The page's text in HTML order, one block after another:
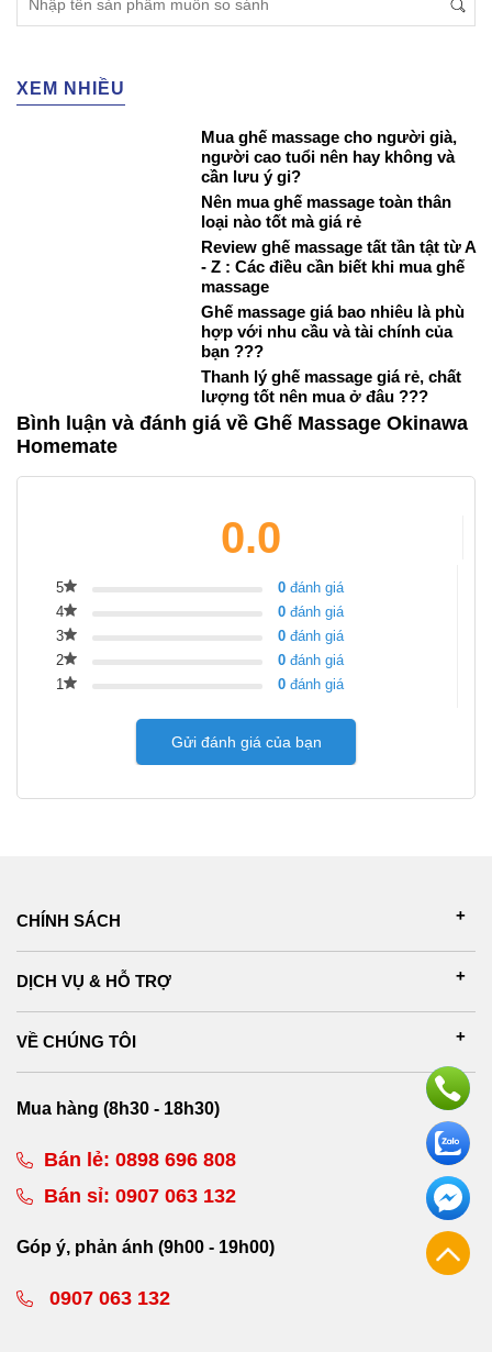
XEM NHIỀU
Mua ghế massage cho người già,
người cao tuổi nên hay không và
cần lưu ý gi?
Nên mua ghế massage toàn thân
loại nào tốt mà giá rẻ
Review ghế massage tất tần tật từ A
- Z : Các điều cần biết khi mua ghế
massage
Ghế massage giá bao nhiêu là phù
hợp với nhu cầu và tài chính của
bạn ???
Thanh lý ghế massage giá rẻ, chất
lượng tốt nên mua ở đâu ???
Bình luận và đánh giá về Ghế Massage Okinawa
Homemate
0.0
5 0 đánh giá
4
0 đánh giá
3
0 đánh giá
2
0 đánh giá
1
0 đánh giá
Gửi đánh giá của bạn
CHÍNH SÁCH
DỊCH VỤ & HỖ TRỢ
VỀ CHÚNG TÔI
Mua hàng (8h30 - 18h30)
Bán lẻ: 0898 696 808
Bán sỉ: 0907 063 132
Góp ý, phản ánh (9h00 - 19h00)
0907 063 132